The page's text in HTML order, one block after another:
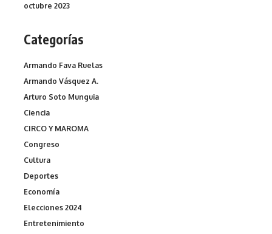
octubre 2023
Categorías
Armando Fava Ruelas
Armando Vásquez A.
Arturo Soto Munguia
Ciencia
CIRCO Y MAROMA
Congreso
Cultura
Deportes
Economía
Elecciones 2024
Entretenimiento